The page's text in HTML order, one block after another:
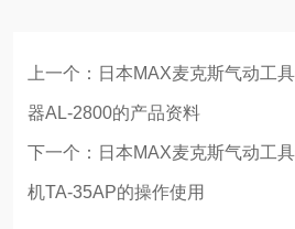
上一个： 日本MAX麦克斯气动工
器AL-2800的产品资料
下一个： 日本MAX麦克斯气动工
机TA-35AP的操作使用